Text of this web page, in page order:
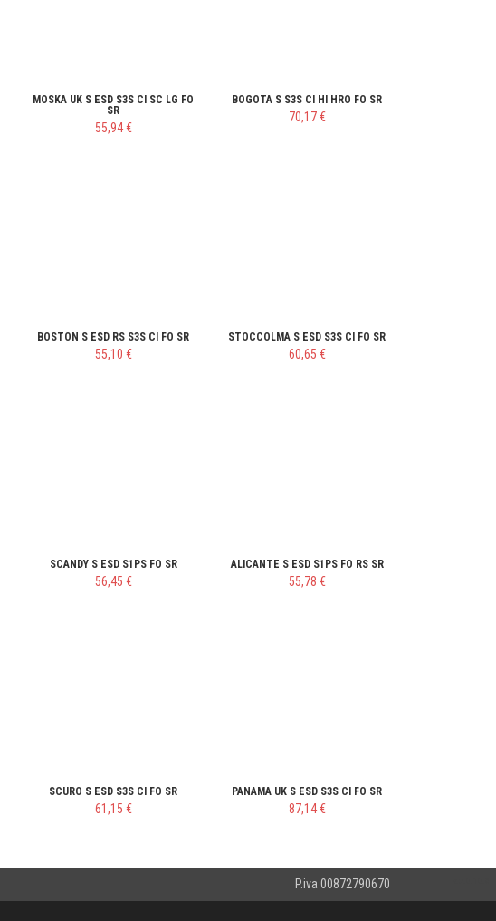
MOSKA UK S ESD S3S CI SC LG FO
SR
55,94 €
BOGOTA S S3S CI HI HRO FO SR
70,17 €
BOSTON S ESD RS S3S CI FO SR
55,10 €
STOCCOLMA S ESD S3S CI FO SR
60,65 €
SCANDY S ESD S1PS FO SR
56,45 €
ALICANTE S ESD S1PS FO RS SR
55,78 €
SCURO S ESD S3S CI FO SR
61,15 €
PANAMA UK S ESD S3S CI FO SR
87,14 €
P.iva 00872790670